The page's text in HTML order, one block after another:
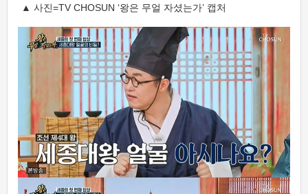
▲ 사진=TV CHOSUN ‘왕은 무얼 자셨는가’ 캡처